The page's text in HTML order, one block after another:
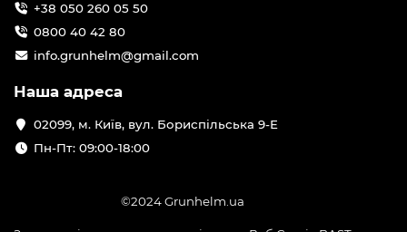
+38 050 260 05 50
0800 40 42 80
info.grunhelm@gmail.com
Наша адреса
02099, м. Київ, вул. Бориспільська 9-Е
Пн-Пт: 09:00-18:00
©2024 Grunhelm.ua